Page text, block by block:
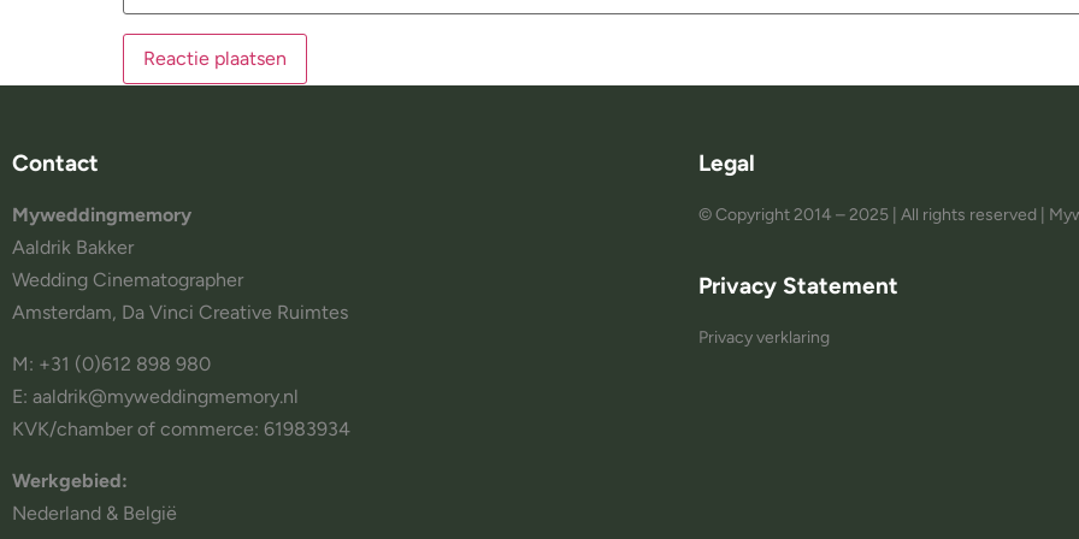
Contact
Myweddingmemory
Aaldrik Bakker
Wedding Cinematographer
Amsterdam, Da Vinci Creative Ruimtes
M: +31 (0)612 898 980
E: aaldrik@myweddingmemory.nl
KVK/chamber of commerce: 61983934
Werkgebied:
Nederland & België
Legal
© Copyright 2014 – 2025 | All rights reserved |
Privacy Statement
Privacy verklaring